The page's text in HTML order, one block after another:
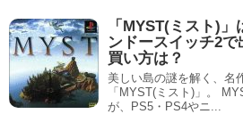
「MYST(ミスト)
ンドースイッチ2
買い方は？
美しい島の謎を解く、名
「MYST(ミスト)」。
が、PS5・PS4やニ...